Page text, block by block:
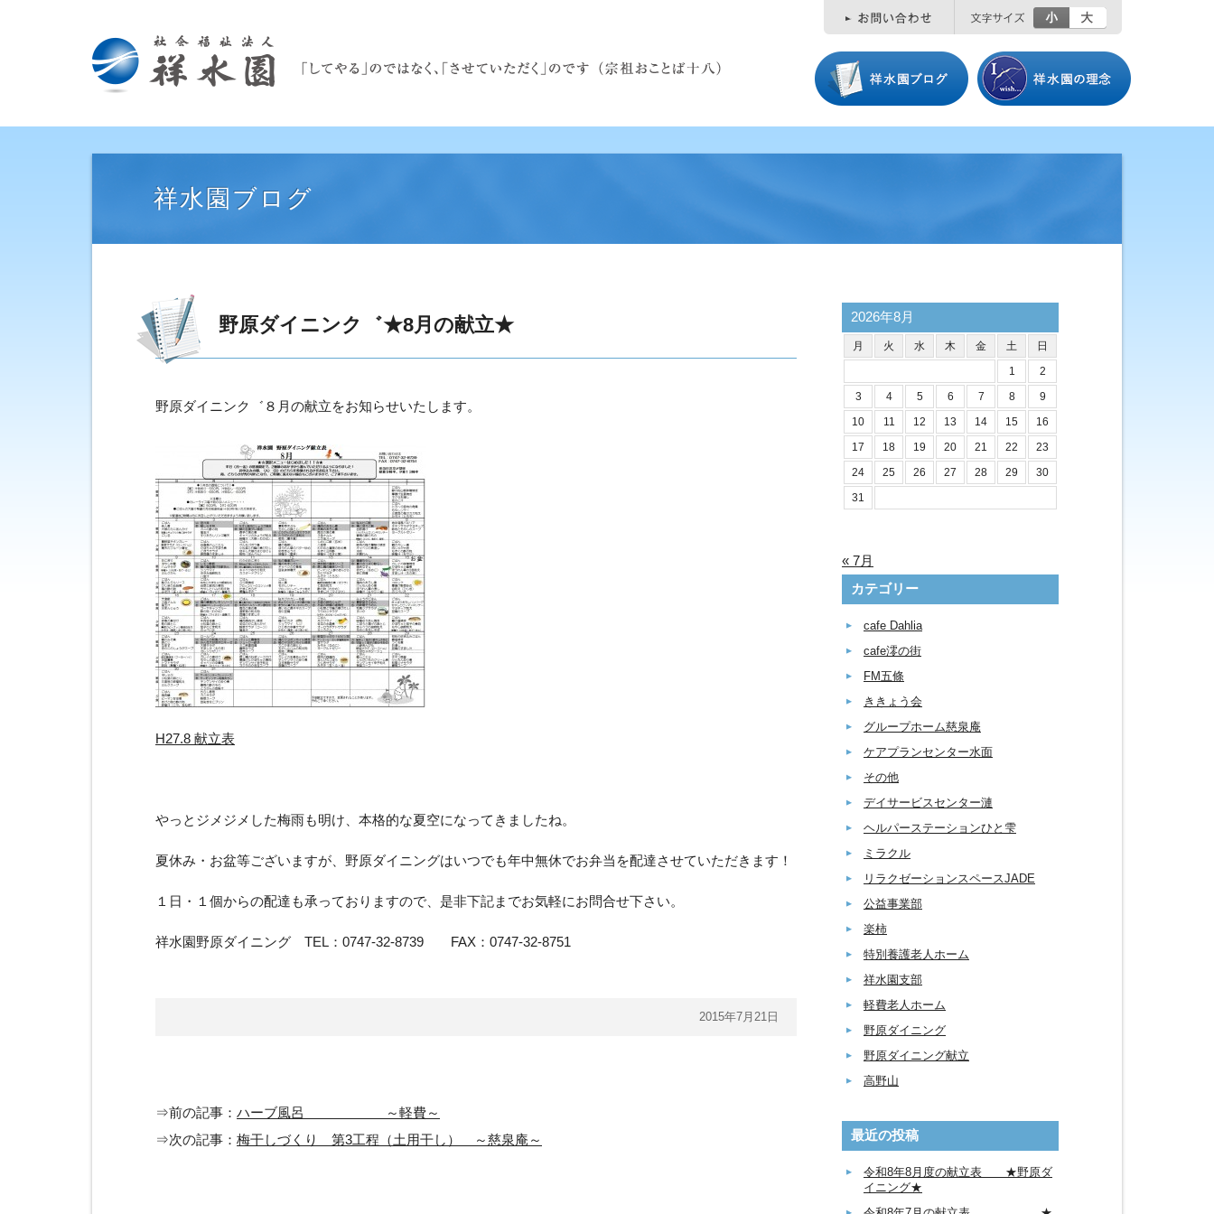
小
祥水園ブログ
野原ダイニンク゛★8月の献立★
野原ダイニンク゛８月の献立をお知らせいたします。
H27.8 献立表
やっとジメジメした梅雨も明け、本格的な夏空になってきましたね。
夏休み・お盆等ございますが、野原ダイニングはいつでも年中無休でお弁当を配達させていただきます！
１日・１個からの配達も承っておりますので、是非下記までお気軽にお問合せ下さい。
祥水園野原ダイニング TEL：0747-32-8739 FAX：0747-32-8751
2015年7月21日
⇒前の記事： ハーブ風呂 ～軽費～
⇒次の記事： 梅干しづくり 第3工程（土用干し） ～慈泉庵～
2026年8月
月 火 水 木 金 土
日
1
2
3
4 5 6 7 8
9
10
11 12 13 14 15
16
17
18 19 20 21 22
23
24
25 26 27 28 29
30
31
« 7月
カテゴリー
cafe Dahlia
cafe澪の街
FM五條
ききょう会
グループホーム慈泉庵
ケアプランセンター水面
その他
デイサービスセンター漣
ヘルパーステーションひと雫
ミラクル
リラクゼーションスペースJADE
公益事業部
楽柿
特別養護老人ホーム
祥水園支部
軽費老人ホーム
野原ダイニング
野原ダイニング献立
高野山
最近の投稿
令和8年8月度の献立表 ★野原ダ
イニング★